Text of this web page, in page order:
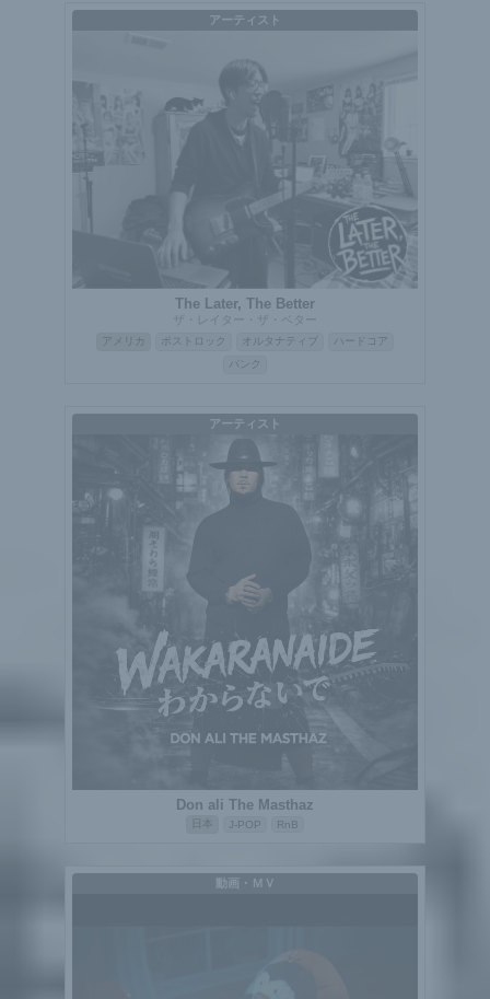
アーティスト
The Later, The Better
ザ・レイター・ザ・ベター
アメリカ ポストロック オルタナティブ
ハードコア
パンク
アーティスト
Don ali The Masthaz
J-POP RnB
動画・ＭＶ